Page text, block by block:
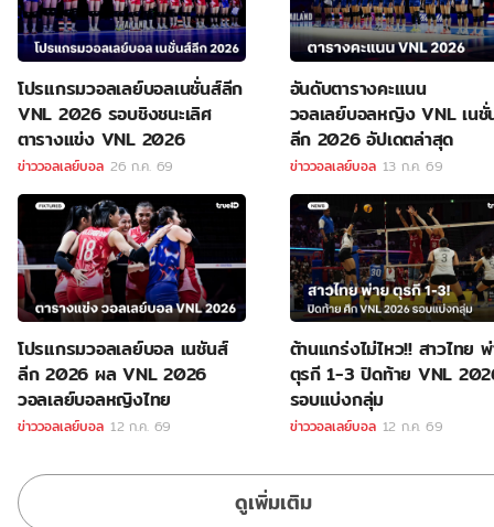
โปรแกรมวอลเลย์บอลเนชั่นส์ลีก
VNL 2026 รอบชิงชนะเลิศ
ตารางแข่ง VNL 2026
ข่าววอลเลย์บอล 26 ก.ค. 69
อันดับตารางคะแนน
วอลเลย์บอลหญิง VNL เนชั่
ลีก 2026 อัปเดตล่าสุด
ข่าววอลเลย์บอล 13 ก.ค. 69
โปรแกรมวอลเลย์บอล เนชันส์
ลีก 2026 ผล VNL 2026
วอลเลย์บอลหญิงไทย
ข่าววอลเลย์บอล 12 ก.ค. 69
ต้านแกร่งไม่ไหว!! สาวไทย
ตุรกี 1-3 ปิดท้าย VNL
รอบแบ่งกลุ่ม
ข่าววอลเลย์บอล 12 ก.ค. 69
ดูเพิ่มเติม